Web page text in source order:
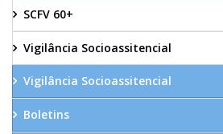
SCFV 60+
Vigilância Socioassitencial
Vigilância Socioassitencial
Boletins